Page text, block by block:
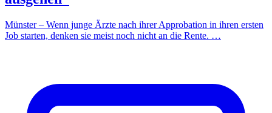
Münster – Wenn junge Ärzte nach ihrer Approbation in ihren ersten
Job starten, denken sie meist noch nicht an die Rente. …